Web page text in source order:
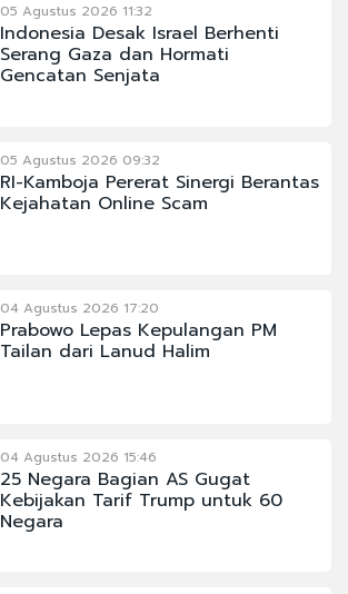
05 Agustus 2026 11:32
Indonesia Desak Israel Berhenti
Serang Gaza dan Hormati
Gencatan Senjata
05 Agustus 2026 09:32
RI-Kamboja Pererat Sinergi Berantas
Kejahatan Online Scam
04 Agustus 2026 17:20
Prabowo Lepas Kepulangan PM
Tailan dari Lanud Halim
04 Agustus 2026 15:46
25 Negara Bagian AS Gugat
Kebijakan Tarif Trump untuk 60
Negara